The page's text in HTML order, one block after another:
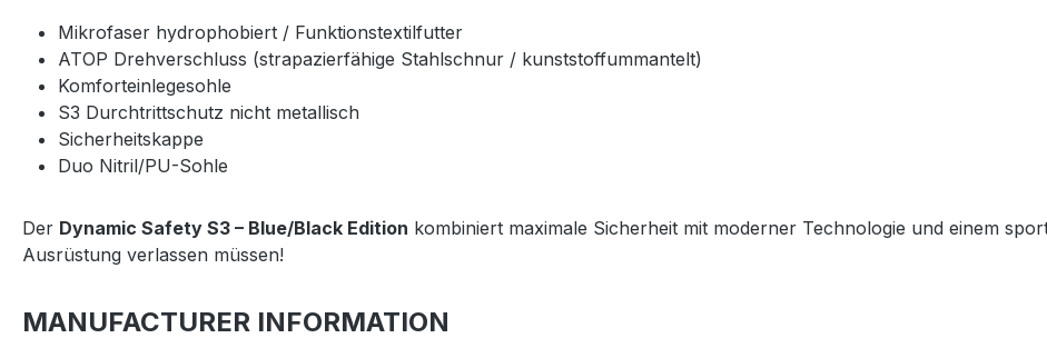
Mikrofaser hydrophobiert / Funktionstextilfutter
ATOP Drehverschluss (strapazierfähige Stahlschnur / kunststoffummantelt)
Komforteinlegesohle
S3 Durchtrittschutz nicht metallisch
Sicherheitskappe
Duo Nitril/PU-Sohle
Der Dynamic Safety S3 – Blue/Black Edition kombiniert maximale Sicherheit mit moderner Technologie und einem
Ausrüstung verlassen müssen!
MANUFACTURER INFORMATION